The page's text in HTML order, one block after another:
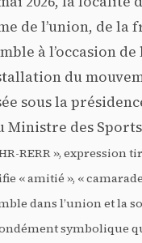
de l’union, de la
à l’occasion
du
sous la
Ministre des
RERR », expression
« amitié », «
dans l’union et la
symbolique